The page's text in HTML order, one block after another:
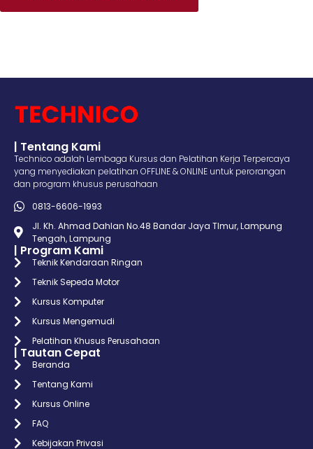
| Tentang Kami
Technico adalah Lembaga Kursus dan Pelatihan Kerja Terpercaya
yang menyediakan pelatihan OFFLINE & ONLINE untuk perorangan
dan program khusus perusahaan
0813-6606-1993
Jl. Kh. Ahmad Dahlan No.48 Bandar Jaya TImur, Lampung
Tengah, Lampung
| Program Kami
Teknik Kendaraan Ringan
Teknik Sepeda Motor
Kursus Komputer
Kursus Mengemudi
Pelatihan Khusus Perusahaan
| Tautan Cepat
Beranda
Tentang Kami
Kursus Online
FAQ
Kebijakan Privasi